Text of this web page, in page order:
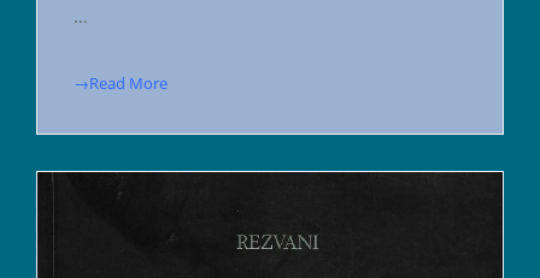
…
→Read More